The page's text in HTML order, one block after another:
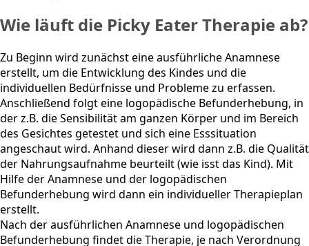
Wie läuft die Picky Eater Therapie ab?
Zu Beginn wird zunächst eine ausführliche Anamnese
erstellt, um die Entwicklung des Kindes und die
individuellen Bedürfnisse und Probleme zu erfassen.
Anschließend folgt eine logopädische Befunderhebung, in
der z.B. die Sensibilität am ganzen Körper und im Bereich
des Gesichtes getestet und sich eine Esssituation
angeschaut wird. Anhand dieser wird dann z.B. die Qualität
der Nahrungsaufnahme beurteilt (wie isst das Kind). Mit
Hilfe der Anamnese und der logopädischen
Befunderhebung wird dann ein individueller Therapieplan
erstellt.
Nach der ausführlichen Anamnese und logopädischen
Befunderhebung findet die Therapie, je nach Verordnung